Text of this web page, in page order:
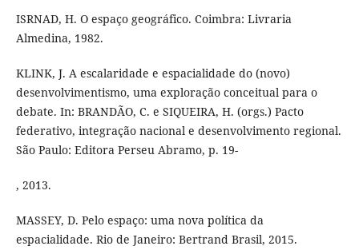
ISRNAD, H. O espaço geográfico. Coimbra: Livraria
Almedina, 1982.
KLINK, J. A escalaridade e espacialidade do (novo)
desenvolvimentismo, uma exploração conceitual para o
debate. In: BRANDÃO, C. e SIQUEIRA, H. (orgs.) Pacto
federativo, integração nacional e desenvolvimento regional.
São Paulo: Editora Perseu Abramo, p. 19-
, 2013.
MASSEY, D. Pelo espaço: uma nova política da
espacialidade. Rio de Janeiro: Bertrand Brasil, 2015.